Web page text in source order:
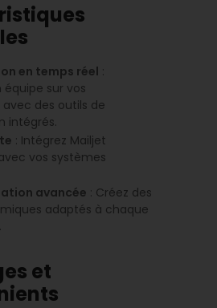
en temps réel :
équipe sur vos
des outils de
intégrés.
: Intégrez Mailjet
vos systèmes
avancée : Créez des
adaptés à chaque
et